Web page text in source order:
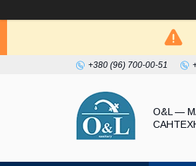
+380 (96) 700-00-51
O&L —